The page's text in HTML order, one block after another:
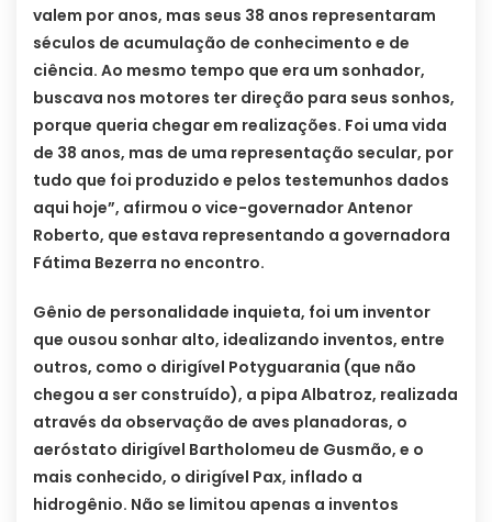
valem por anos, mas seus 38 anos representaram
séculos de acumulação de conhecimento e de
ciência. Ao mesmo tempo que era um sonhador,
buscava nos motores ter direção para seus sonhos,
porque queria chegar em realizações. Foi uma vida
de 38 anos, mas de uma representação secular, por
tudo que foi produzido e pelos testemunhos dados
aqui hoje”, afirmou o vice-governador Antenor
Roberto, que estava representando a governadora
Fátima Bezerra no encontro.
Gênio de personalidade inquieta, foi um inventor
que ousou sonhar alto, idealizando inventos, entre
outros, como o dirigível Potyguarania (que não
chegou a ser construído), a pipa Albatroz, realizada
através da observação de aves planadoras, o
aeróstato dirigível Bartholomeu de Gusmão, e o
mais conhecido, o dirigível Pax, inflado a
hidrogênio. Não se limitou apenas a inventos